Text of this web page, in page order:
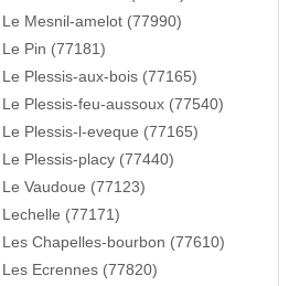
Mesnil-amelot (77990)
Pin (77181)
Plessis-aux-bois (77165)
Plessis-feu-aussoux (77540)
Plessis-l-eveque (77165)
Plessis-placy (77440)
Vaudoue (77123)
(77171)
Chapelles-bourbon (77610)
Ecrennes (77820)